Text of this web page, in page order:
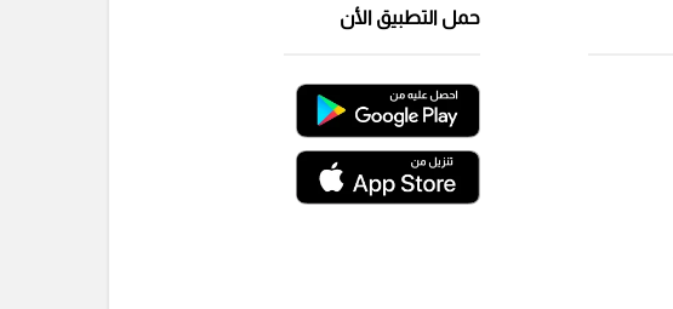
حمل التطبيق الأن